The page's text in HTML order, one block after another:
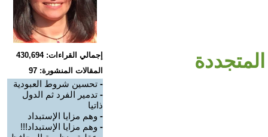
إجمالي القراءات: 430,694
المقالات المنشورة: 97
- تحسين شروط العبودية
- تدمير الفرد ثم الدول
ذاتيا
- وهم مزايا الإستبداد
- وهم مزايا الإستبداد!!!